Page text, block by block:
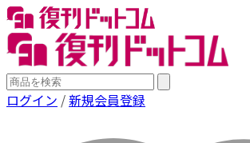
ログイン /新規会員登録